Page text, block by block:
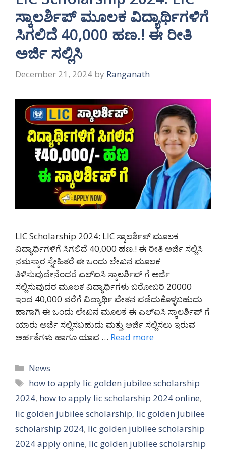
ಸ್ಕಾಲರ್ಶಿಪ್ ಮೂಲಕ ವಿದ್ಯಾರ್ಥಿಗಳಿಗೆ
ಸಿಗಲಿದೆ 40,000 ಹಣ.! ಈ ರೀತಿ
ಅರ್ಜಿ ಸಲ್ಲಿಸಿ
December 21, 2024 by Ranganath
LIC Scholarship 2024: LIC ಸ್ಕಾಲರ್ಶಿಪ್ ಮೂಲಕ
ವಿದ್ಯಾರ್ಥಿಗಳಿಗೆ ಸಿಗಲಿದೆ 40,000 ಹಣ.! ಈ ರೀತಿ ಅರ್ಜಿ ಸಲ್ಲಿಸಿ
ನಮಸ್ಕಾರ ಸ್ನೇಹಿತರೆ ಈ ಒಂದು ಲೇಖನ ಮೂಲಕ
ತಿಳಿಸುವುದೇನೆಂದರೆ ಎಲ್ಐಸಿ ಸ್ಕಾಲರ್ಶಿಪ್ ಗೆ ಅರ್ಜಿ
ಸಲ್ಲಿಸುವುದರ ಮೂಲಕ ವಿದ್ಯಾರ್ಥಿಗಳು ಬರೋಬರಿ 20000
ಇಂದ 40,000 ವರೆಗೆ ವಿದ್ಯಾರ್ಥಿ ವೇತನ ಪಡೆದುಕೊಳ್ಳಬಹುದು
ಹಾಗಾಗಿ ಈ ಒಂದು ಲೇಖನ ಮೂಲಕ ಈ ಎಲ್ಐಸಿ ಸ್ಕಾಲರ್ಶಿಪ್ ಗೆ
ಯಾರು ಅರ್ಜಿ ಸಲ್ಲಿಸಬಹುದು ಮತ್ತು ಅರ್ಜಿ ಸಲ್ಲಿಸಲು ಇರುವ
ಅರ್ಹತೆಗಳು ಹಾಗೂ ಯಾವ … Read more
Categories
News
Tags
how to apply lic golden jubilee scholarship
2024, how to apply lic scholarship 2024 online,
lic golden jubilee scholarship, lic golden jubilee
scholarship 2024, lic golden jubilee scholarship
2024 apply onine, lic golden jubilee scholarship